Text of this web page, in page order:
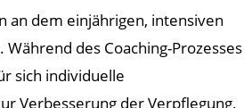
an dem einjährigen, intensiven
des Coaching-Prozesses
sich individuelle
Verbesserung der Verpflegung,